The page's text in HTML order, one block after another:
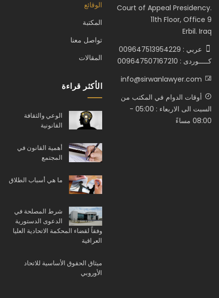
Court of Appeal Presidency.
11th Floor, Office 9
Erbil. Iraq
عربي : 009647513954229
كـــــوردى : 009647507167210
info@sirwanlawyer.com
أوقات الدوام في المكتب من
السبت الى الاربعاء : 05:00 -
08:00 مساءً
الوقائع
المكتبة
تواصل معنا
المقالات
الأكثر قراءة
الوعي والثقافة
القانونية
أهمية القانون في
المجتمع
ما هي أسباب الطلاق
شرط المصلحة في
الدعوى الدستورية
وفقاً لقضاء المحكمة الاتحادية العليا
العراقية
ميثاق الحقوق الأساسية للاتحاد
الأوروبي